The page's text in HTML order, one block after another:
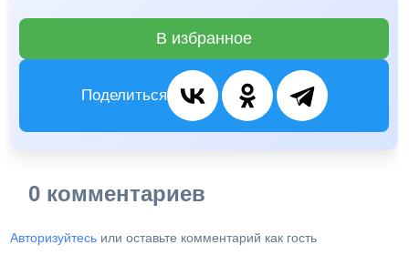
В избранное
Поделиться
0 комментариев
Авторизуйтесь или оставьте комментарий как гость